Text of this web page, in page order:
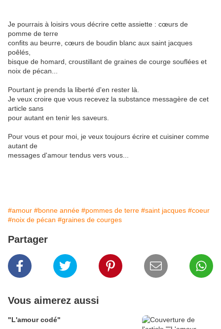
Je pourrais à loisirs vous décrire cette assiette : cœurs de
pomme de terre
confits au beurre, cœurs de boudin blanc aux saint jacques
poêlés,
bisque de homard, croustillant de graines de courge souflées et
noix de pécan...
Pourtant je prends la liberté d'en rester là.
Je veux croire que vous recevez la substance messagère de cet
article sans
pour autant en tenir les saveurs.
Pour vous et pour moi, je veux toujours écrire et cuisiner comme
autant de
messages d'amour tendus vers vous...
#amour #bonne année #pommes de terre #saint jacques #coeur
#noix de pécan #graines de courges
Partager
Vous aimerez aussi
"L'amour codé"